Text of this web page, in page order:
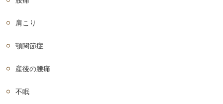
肩こり
顎関節症
産後の腰痛
不眠